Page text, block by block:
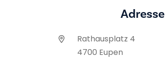
Adresse
Rathausplatz 4
4700 Eupen